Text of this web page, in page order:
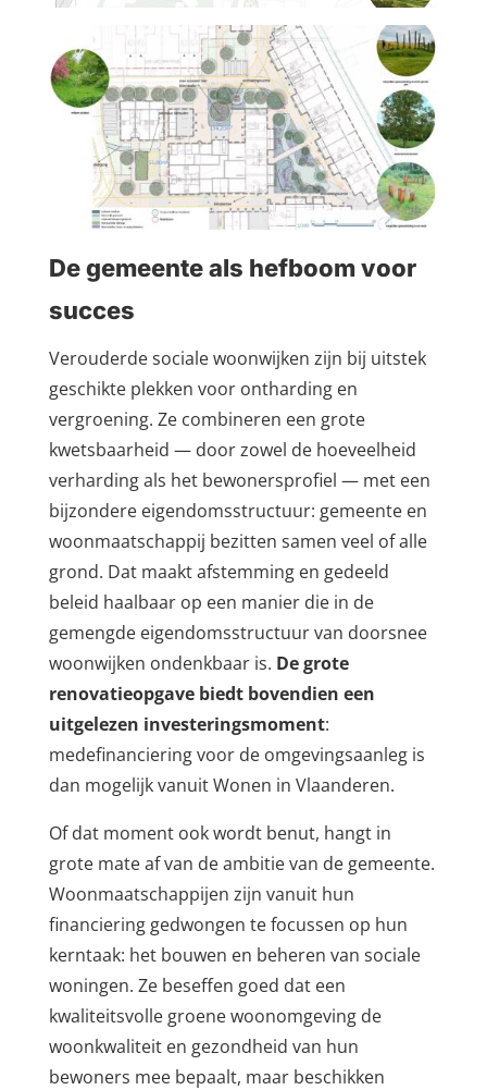
De gemeente als hefboom voor
succes
Verouderde sociale woonwijken zijn bij uitstek
geschikte plekken voor ontharding en
vergroening. Ze combineren een grote
kwetsbaarheid — door zowel de hoeveelheid
verharding als het bewonersprofiel — met een
bijzondere eigendomsstructuur: gemeente en
woonmaatschappij bezitten samen veel of alle
grond. Dat maakt afstemming en gedeeld
beleid haalbaar op een manier die in de
gemengde eigendomsstructuur van doorsnee
woonwijken ondenkbaar is. De grote
renovatieopgave biedt bovendien een
uitgelezen investeringsmoment:
medefinanciering voor de omgevingsaanleg is
dan mogelijk vanuit Wonen in Vlaanderen.
Of dat moment ook wordt benut, hangt in
grote mate af van de ambitie van de gemeente.
Woonmaatschappijen zijn vanuit hun
financiering gedwongen te focussen op hun
kerntaak: het bouwen en beheren van sociale
woningen. Ze beseffen goed dat een
kwaliteitsvolle groene woonomgeving de
woonkwaliteit en gezondheid van hun
bewoners mee bepaalt, maar beschikken